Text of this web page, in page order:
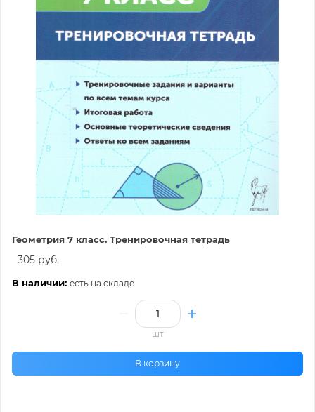
Геометрия 7 класс. Тренировочная тетрадь
305 руб.
В наличии: есть на складе
шт
В корзину